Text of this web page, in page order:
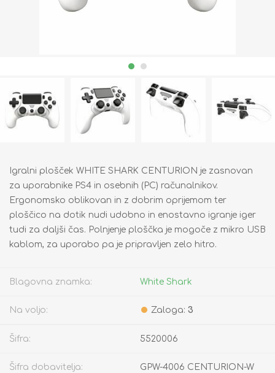
Igralni plošček WHITE SHARK CENTURION je zasnovan
za uporabnike PS4 in osebnih (PC) računalnikov.
Ergonomsko oblikovan in z dobrim oprijemom ter
ploščico na dotik nudi udobno in enostavno igranje iger
tudi za daljši čas. Polnjenje ploščka je mogoče z mikro USB
kablom, za uporabo pa je pripravljen zelo hitro.
Blagovna znamka: White Shark
Na voljo: Zaloga: 3
Šifra: 5520006
Šifra dobavitelja: GPW-4006 CENTURION-W